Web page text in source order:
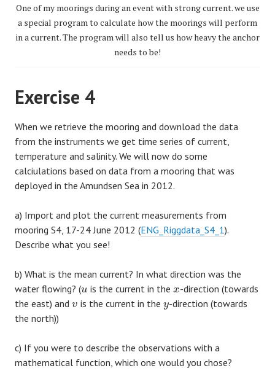
One of my moorings during an event with strong current. we use
a special program to calculate how the moorings will perform
in a current. The program will also tell us how heavy the anchor
needs to be!
Exercise 4
When we retrieve the mooring and download the data
from the instruments we get time series of current,
temperature and salinity. We will now do some
calciulations based on data from a mooring that was
deployed in the Amundsen Sea in 2012.
a) Import and plot the current measurements from
mooring S4, 17-24 June 2012 (ENG_Riggdata_S4_1).
Describe what you see!
b) What is the mean current? In what direction was the
water flowing? (u is the current in thex-direction (towards
the east) and v is the current in the y-direction (towards
the north))
c) If you were to describe the observations with a
mathematical function, which one would you chose?